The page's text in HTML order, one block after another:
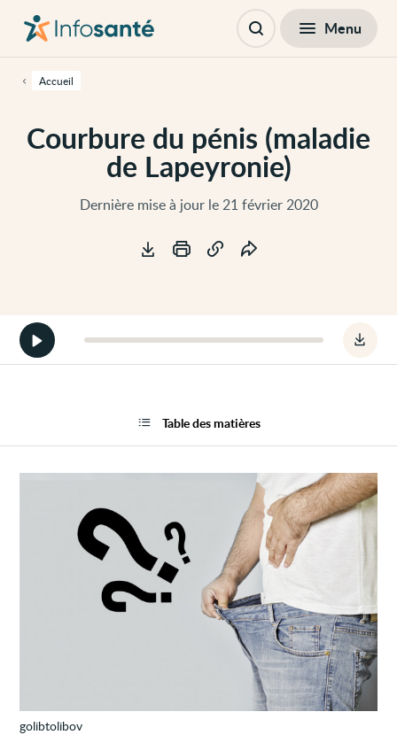
contenu
cette
navigation
Courbure du pénis (maladie
de Lapeyronie)
Dernière mise à jour le 21 février 2020
Accueil
principale
Ouvrir Menu
le
Démarrer
la
version
golibtolibov
Table des matières
Table des matières Fermer